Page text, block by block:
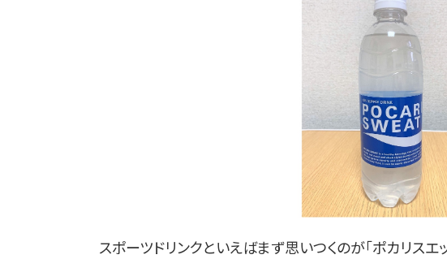
スポーツドリンクといえばまず思いつくのが「ポカリスエ